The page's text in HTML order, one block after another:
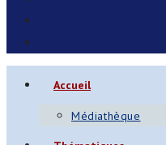
Accueil
Médiathèque